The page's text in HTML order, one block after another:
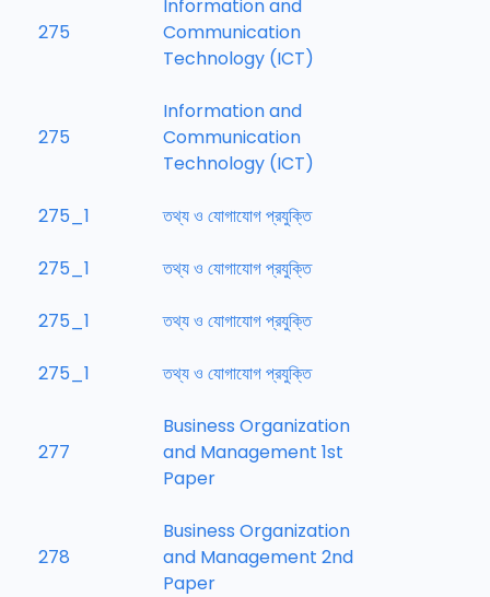
275
Information and
Communication
Technology (ICT)
275
Information and
Communication
Technology (ICT)
275_1 তথ্য ও যোগাযোগ প্রযুক্তি
275_1 তথ্য ও যোগাযোগ প্রযুক্তি
275_1 তথ্য ও যোগাযোগ প্রযুক্তি
275_1 তথ্য ও যোগাযোগ প্রযুক্তি
277
Business Organization
and Management 1st
Paper
278
Business Organization
and Management 2nd
Paper